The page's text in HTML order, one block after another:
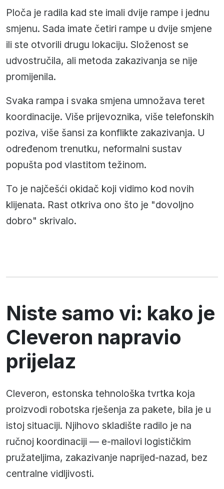
Ploča je radila kad ste imali dvije rampe i jednu
smjenu. Sada imate četiri rampe u dvije smjene
ili ste otvorili drugu lokaciju. Složenost se
udvostručila, ali metoda zakazivanja se nije
promijenila.
Svaka rampa i svaka smjena umnožava teret
koordinacije. Više prijevoznika, više telefonskih
poziva, više šansi za konflikte zakazivanja. U
određenom trenutku, neformalni sustav
popušta pod vlastitom težinom.
To je najčešći okidač koji vidimo kod novih
klijenata. Rast otkriva ono što je "dovoljno
dobro" skrivalo.
Niste samo vi: kako je
Cleveron napravio
prijelaz
Cleveron, estonska tehnološka tvrtka koja
proizvodi robotska rješenja za pakete, bila je u
istoj situaciji. Njihovo skladište radilo je na
ručnoj koordinaciji — e-mailovi logističkim
pružateljima, zakazivanje naprijed-nazad, bez
centralne vidljivosti.